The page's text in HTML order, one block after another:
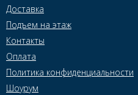
Доставка
Подъем на этаж
Контакты
Оплата
Политика конфиденциальности
Шоурум